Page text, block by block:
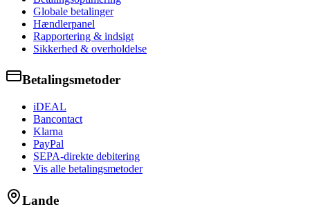
Globale betalinger
Hændlerpanel
Rapportering & indsigt
Sikkerhed & overholdelse
Betalingsmetoder
iDEAL
Bancontact
Klarna
PayPal
SEPA-direkte debitering
Vis alle betalingsmetoder
Lande